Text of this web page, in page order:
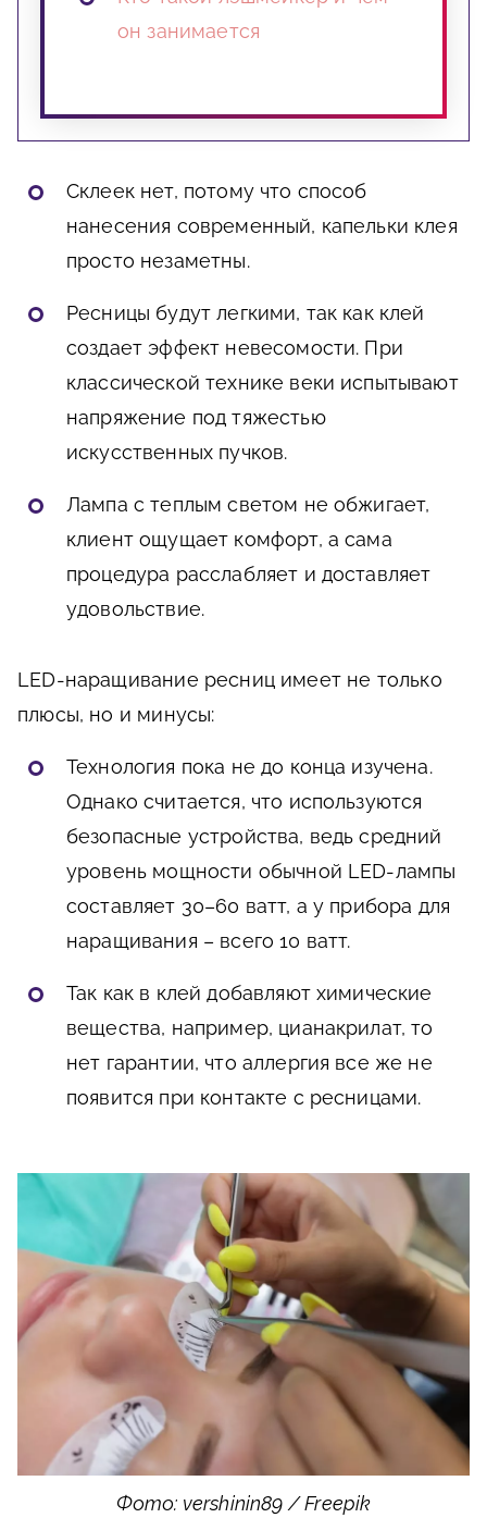
он занимается
Склеек нет, потому что способ
нанесения современный, капельки клея
просто незаметны.
Ресницы будут легкими, так как клей
создает эффект невесомости. При
классической технике веки испытывают
напряжение под тяжестью
искусственных пучков.
Лампа с теплым светом не обжигает,
клиент ощущает комфорт, а сама
процедура расслабляет и доставляет
удовольствие.
LED-наращивание ресниц имеет не только
плюсы, но и минусы:
Технология пока не до конца изучена.
Однако считается, что используются
безопасные устройства, ведь средний
уровень мощности обычной LED-лампы
составляет 30–60 ватт, а у прибора для
наращивания – всего 10 ватт.
Так как в клей добавляют химические
вещества, например, цианакрилат, то
нет гарантии, что аллергия все же не
появится при контакте с ресницами.
Фото: vershinin89 / Freepik